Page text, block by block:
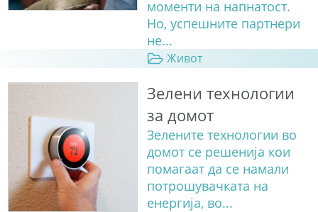
моменти на напнатост.
Но, успешните партнери
не...
Живот
Зелени технологии
за домот
Зелените технологии во
домот се решенија кои
помагаат да се намали
потрошувачката на
енергија, во...